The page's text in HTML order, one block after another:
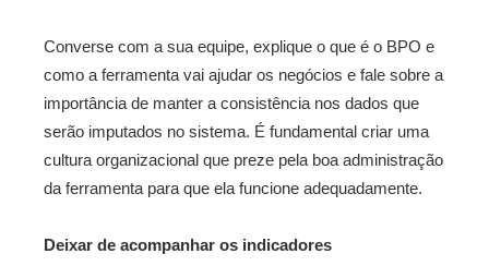
Converse com a sua equipe, explique o que é o BPO e
como a ferramenta vai ajudar os negócios e fale sobre a
importância de manter a consistência nos dados que
serão imputados no sistema. É fundamental criar uma
cultura organizacional que preze pela boa administração
da ferramenta para que ela funcione adequadamente.
Deixar de acompanhar os indicadores